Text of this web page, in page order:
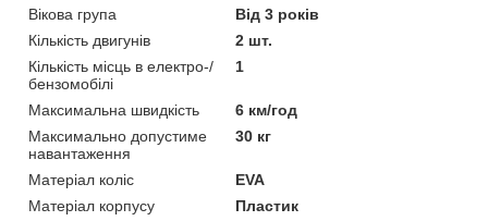
Вікова група
Від 3 років
Кількість двигунів
2 шт.
Кількість місць в електро-/
бензомобілі
1
Максимальна швидкість
6 км/год
Максимально допустиме
навантаження
30 кг
Матеріал коліс
EVA
Матеріал корпусу
Пластик